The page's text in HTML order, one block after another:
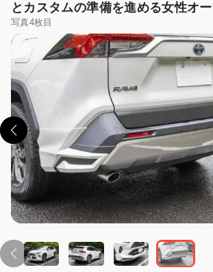
とカスタムの準備を進める女性オ
写真4枚目